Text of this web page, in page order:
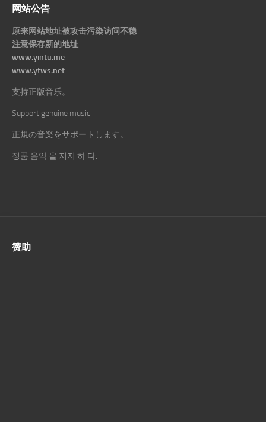
网站公告
原来网站地址被攻击污染访问不稳
注意保存新的地址
www.yintu.me
www.ytws.net
支持正版音乐。
Support genuine music.
正規の音楽をサポートします。
정품 음악 을 지지 하 다.
赞助